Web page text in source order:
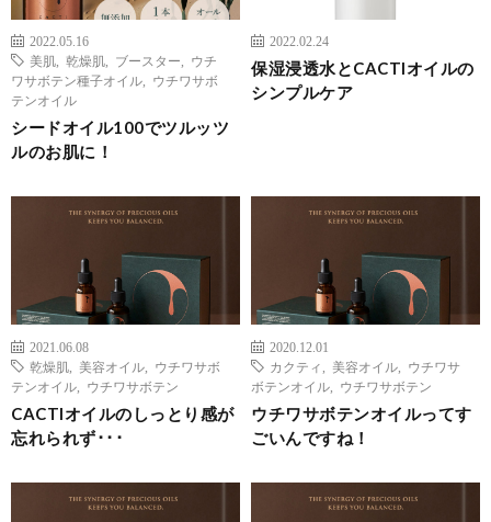
2022.05.16
美肌
乾燥肌 ブースター
ウチ
ワサボテン種子オイル
ウチワサボ
テンオイル
シードオイル100でツルッツ
ルのお肌に！
2022.02.24
保湿浸透水とCACTIオイルの
シンプルケア
2021.06.08
乾燥肌
美容オイル
ウチワサボ
テンオイル
ウチワサボテン
CACTIオイルのしっとり感が
忘れられず･･･
2020.12.01
カクティ
美容オイル
ウチワサ
ボテンオイル
ウチワサボテン
ウチワサボテンオイルってす
ごいんですね！